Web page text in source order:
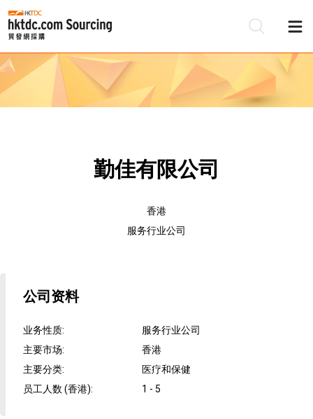
勤佳有限公司
香港
服务行业公司
公司资料
业务性质:
服务行业公司
主要市场:
香港
主要分类:
医疗和保健
员工人数 (香港): 1 - 5